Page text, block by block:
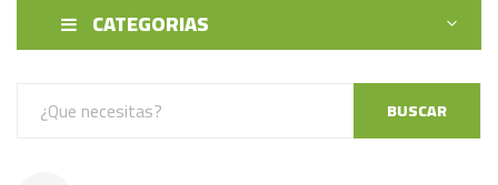
CATEGORIAS
BUSCAR